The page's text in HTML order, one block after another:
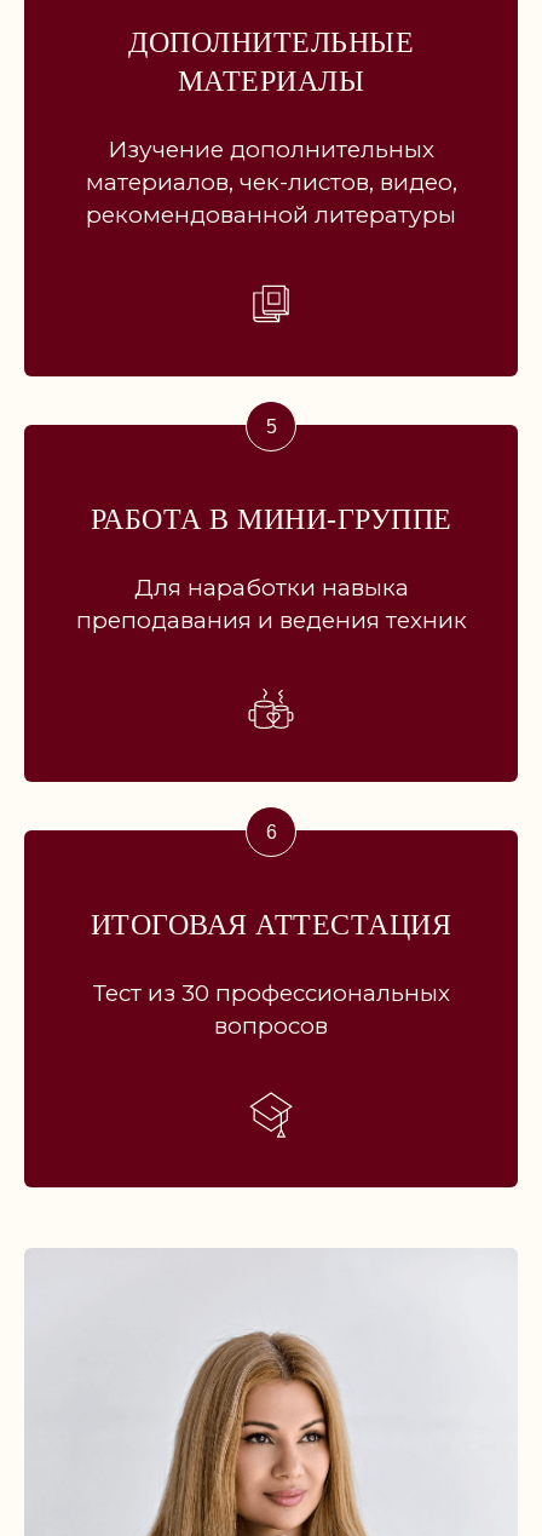
ДОПОЛНИТЕЛЬНЫЕ
МАТЕРИАЛЫ
Изучение дополнительных
материалов, чек-листов, видео,
рекомендованной литературы
РАБОТА В МИНИ-ГРУППЕ
Для наработки навыка
преподавания и ведения техник
ИТОГОВАЯ АТТЕСТАЦИЯ
Тест из 30 профессиональных
вопросов
[ ОТЗЫВЫ ]
О ПРОГРАММАХ ОБУЧЕНИЯ
© Все права защищены.
Любое копирование преследуется по закону
Регистрационный номер в реестре
Роскомнадзора 78-25-068893
Согласие на обработку персональных данных
+79258909142
ИП Дилам Анжела Александровна